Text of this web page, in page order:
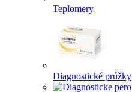
Teplomery
Diagnostické prúžky